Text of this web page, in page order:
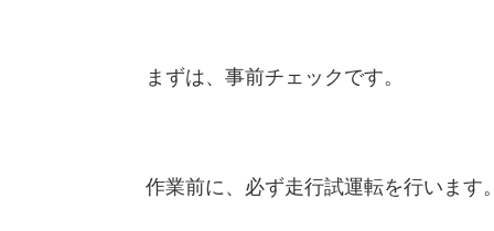
まずは、事前チェックです。
作業前に、必ず走行試運転を行います